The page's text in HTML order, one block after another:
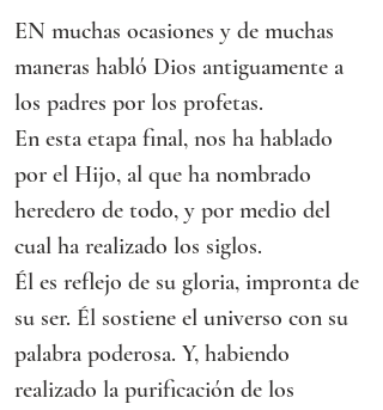
EN muchas ocasiones y de muchas
maneras habló Dios antiguamente a
los padres por los profetas.
En esta etapa final, nos ha hablado
por el Hijo, al que ha nombrado
heredero de todo, y por medio del
cual ha realizado los siglos.
Él es reflejo de su gloria, impronta de
su ser. Él sostiene el universo con su
palabra poderosa. Y, habiendo
realizado la purificación de los